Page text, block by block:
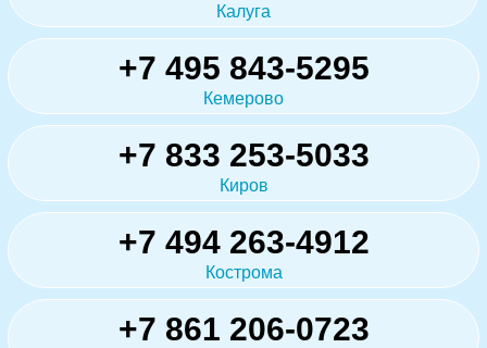
Калуга
+7 495 843-5295
Кемерово
+7 833 253-5033
Киров
+7 494 263-4912
Кострома
+7 861 206-0723